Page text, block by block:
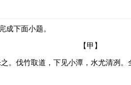
成下面小题。
【甲】
。伐竹取道，下见小潭，水尤清冽